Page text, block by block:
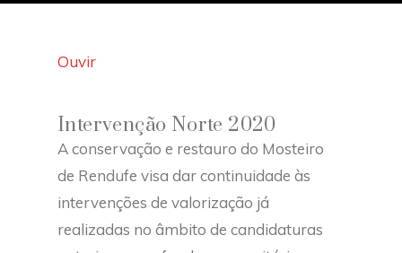
Ouvir
Intervenção Norte 2020
A conservação e restauro do Mosteiro
de Rendufe visa dar continuidade às
intervenções de valorização já
realizadas no âmbito de candidaturas